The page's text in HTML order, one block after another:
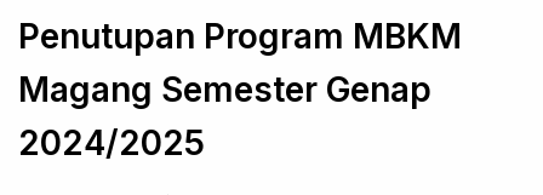
Penutupan Program MBKM
Magang Semester Genap
2024/2025